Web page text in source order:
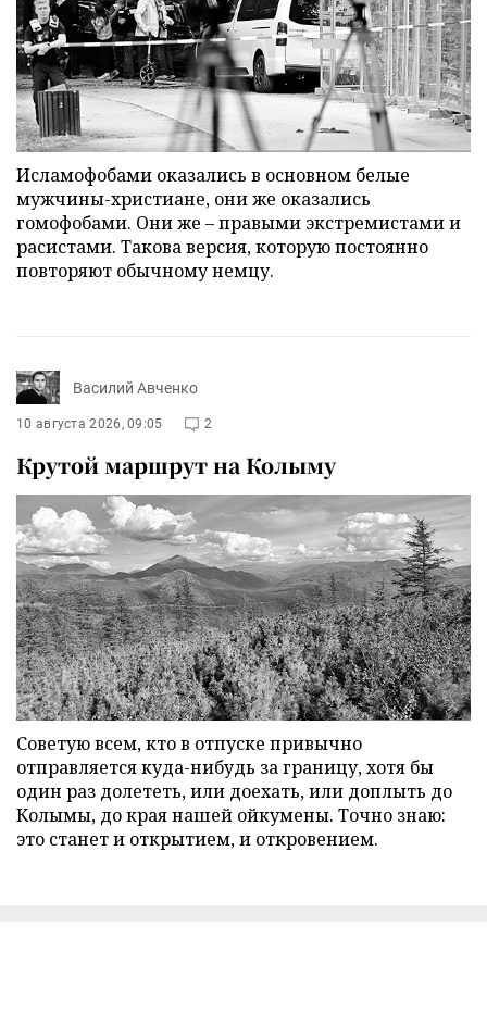
Исламофобами оказались в основном белые
мужчины-христиане, они же оказались
гомофобами. Они же – правыми экстремистами и
расистами. Такова версия, которую постоянно
повторяют обычному немцу.
Василий Авченко
10 августа 2026, 09:05 2
Крутой маршрут на Колыму
Советую всем, кто в отпуске привычно
отправляется куда-нибудь за границу, хотя бы
один раз долететь, или доехать, или доплыть до
Колымы, до края нашей ойкумены. Точно знаю:
это станет и открытием, и откровением.